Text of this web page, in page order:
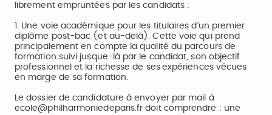
librement empruntées par les candidats :
1. Une voie académique pour les titulaires d’un premier
diplôme post-bac (et au-delà). Cette voie qui prend
principalement en compte la qualité du parcours de
formation suivi jusque-là par le candidat, son objectif
professionnel et la richesse de ses expériences vécues
en marge de sa formation.
Le dossier de candidature à envoyer par mail à
ecole@philharmoniedeparis.fr doit comprendre : une